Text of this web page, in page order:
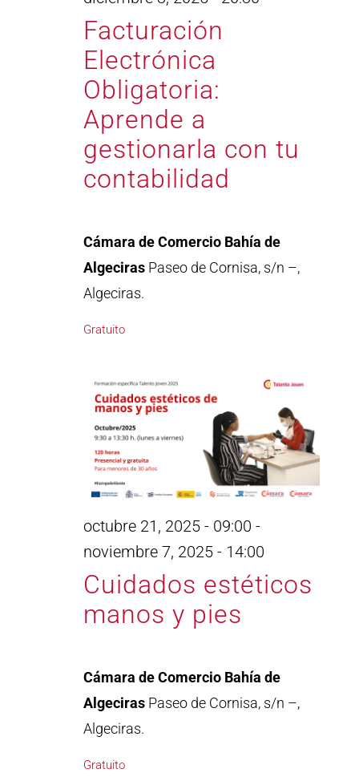
Facturación
Electrónica
Obligatoria:
Aprende a
gestionarla con tu
contabilidad
Cámara de Comercio Bahía de
Algeciras Paseo de Cornisa, s/n –,
Algeciras.
Gratuito
Cuidados estéticos
manos y pies
octubre 21, 2025 - 09:00 -
noviembre 7, 2025 - 14:00
Cámara de Comercio Bahía de
Algeciras Paseo de Cornisa, s/n –,
Algeciras.
Gratuito